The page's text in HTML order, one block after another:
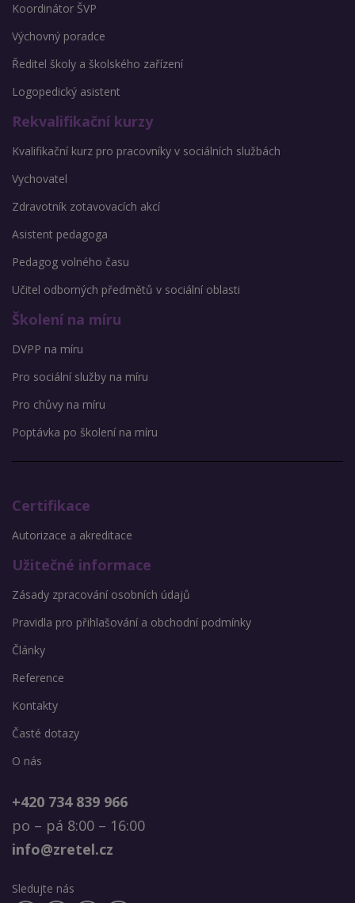
Koordinátor ŠVP
Výchovný poradce
Ředitel školy a školského zařízení
Logopedický asistent
Rekvalifikační kurzy
Kvalifikační kurz pro pracovníky v sociálních službách
Vychovatel
Zdravotník zotavovacích akcí
Asistent pedagoga
Pedagog volného času
Učitel odborných předmětů v sociální oblasti
Školení na míru
DVPP na míru
Pro sociální služby na míru
Pro chůvy na míru
Poptávka po školení na míru
Certifikace
Autorizace a akreditace
Užitečné informace
Zásady zpracování osobních údajů
Pravidla pro přihlašování a obchodní podmínky
Články
Reference
Kontakty
Časté dotazy
O nás
+420 734 839 966
po – pá 8:00 – 16:00
info@zretel.cz
Sledujte nás